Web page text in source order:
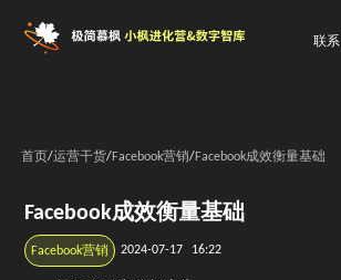
联系
首页/运营干货/ Facebook营销/ Facebook成效衡量基础
Facebook成效衡量基础
Facebook营销 2024-07-17 16:22